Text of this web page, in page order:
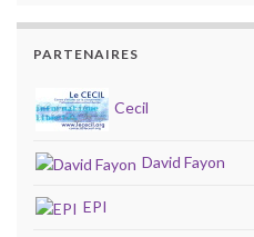
PARTENAIRES
Cecil
David Fayon
EPI